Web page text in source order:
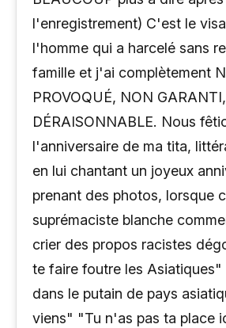
l'enregistrement) C'est le
l'homme qui a harcelé sans
famille et j'ai complètement
PROVOQUÉ, NON
DÉRAISONNABLE. Nous
l'anniversaire de ma tita,
en lui chantant un joyeux
prenant des photos, lorsque
suprémaciste blanche
crier des propos racistes
te faire foutre les Asiatiques"
dans le putain de pays
viens" "Tu n'as pas ta place